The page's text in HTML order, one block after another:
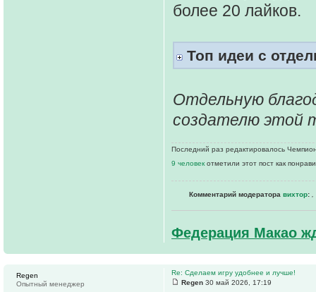
более 20 лайков.
Топ идеи с
Отдельную
создателю этой
Последний раз редактировалось
9 человек отметили этот пост как
Комментарий модератора вихтор:
Федерация Макао
Re: Сделаем игру удобнее и лучше!
Regen 30 май 2026, 17:19
Regen
Опытный менеджер